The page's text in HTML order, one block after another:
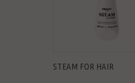
STEAM FOR HAIR